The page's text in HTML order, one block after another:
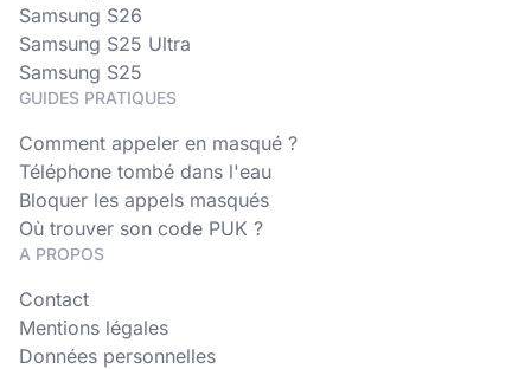
Samsung S26
Samsung S25 Ultra
Samsung S25
GUIDES PRATIQUES
Comment appeler en masqué ?
Téléphone tombé dans l'eau
Bloquer les appels masqués
Où trouver son code PUK ?
A PROPOS
Contact
Mentions légales
Données personnelles